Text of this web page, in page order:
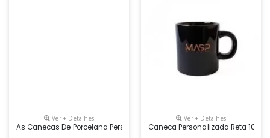
Ver + Detalhes
As Canecas De Porcelana Personalizadas Da Lara Brindes São O Item
Ver + Detalhes
Caneca Personalizada Reta